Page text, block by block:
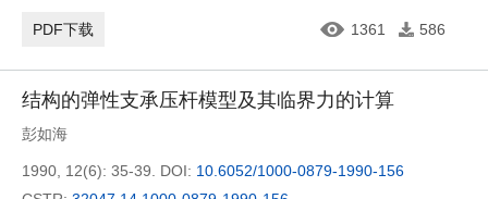
PDF下载 1361 586
结构的弹性支承压杆模型及其临界力的计算
彭如海
1990, 12(6): 35-39. DOI: 10.6052/1000-0879-1990-156